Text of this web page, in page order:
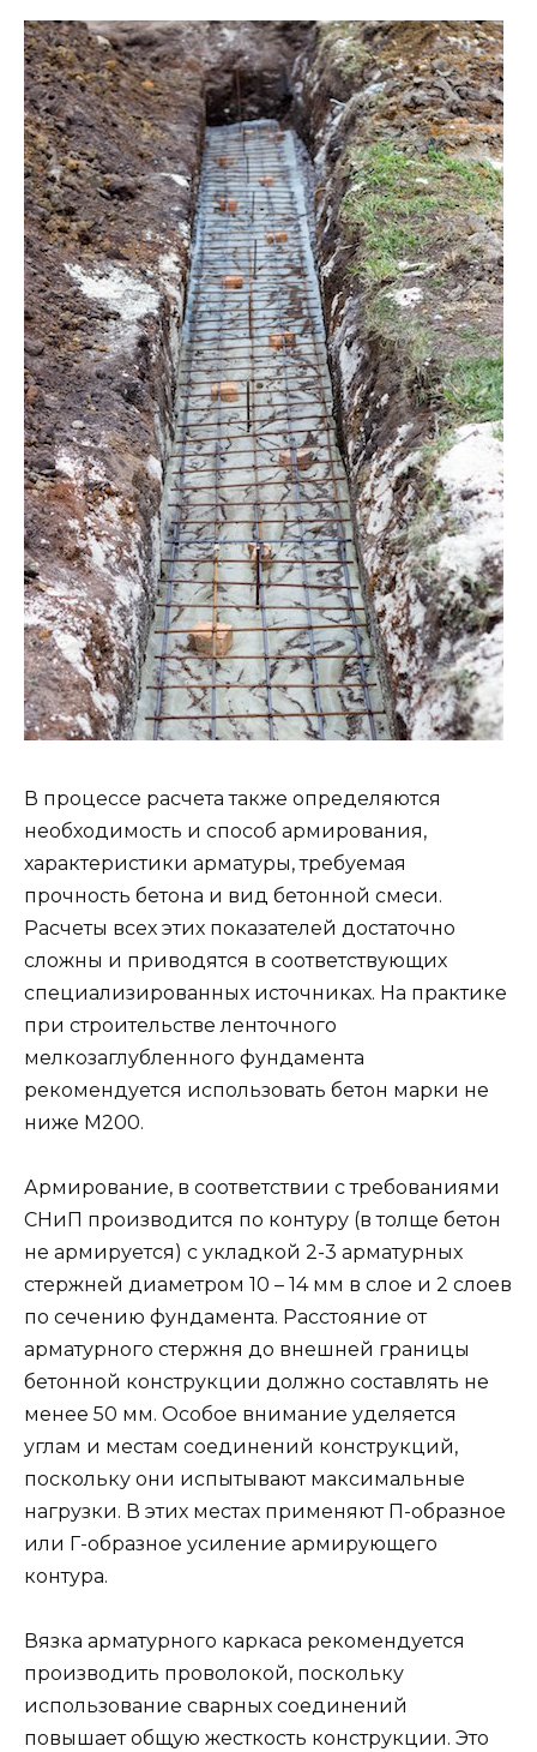
В процессе расчета также определяются
необходимость и способ армирования,
характеристики арматуры, требуемая
прочность бетона и вид бетонной смеси.
Расчеты всех этих показателей достаточно
сложны и приводятся в соответствующих
специализированных источниках. На практике
при строительстве ленточного
мелкозаглубленного фундамента
рекомендуется использовать бетон марки не
ниже М200.
Армирование, в соответствии с требованиями
СНиП производится по контуру (в толще бетон
не армируется) с укладкой 2-3 арматурных
стержней диаметром 10 – 14 мм в слое и 2 слоев
по сечению фундамента. Расстояние от
арматурного стержня до внешней границы
бетонной конструкции должно составлять не
менее 50 мм. Особое внимание уделяется
углам и местам соединений конструкций,
поскольку они испытывают максимальные
нагрузки. В этих местах применяют П-образное
или Г-образное усиление армирующего
контура.
Вязка арматурного каркаса рекомендуется
производить проволокой, поскольку
использование сварных соединений
повышает общую жесткость конструкции. Это